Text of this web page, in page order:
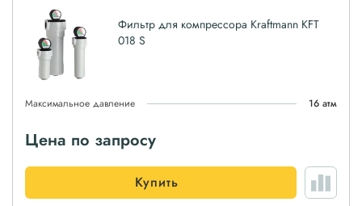
Фильтр для компрессора Kraftmann KFT
018 S
Максимальное давление 16 атм
Цена по запросу
Купить